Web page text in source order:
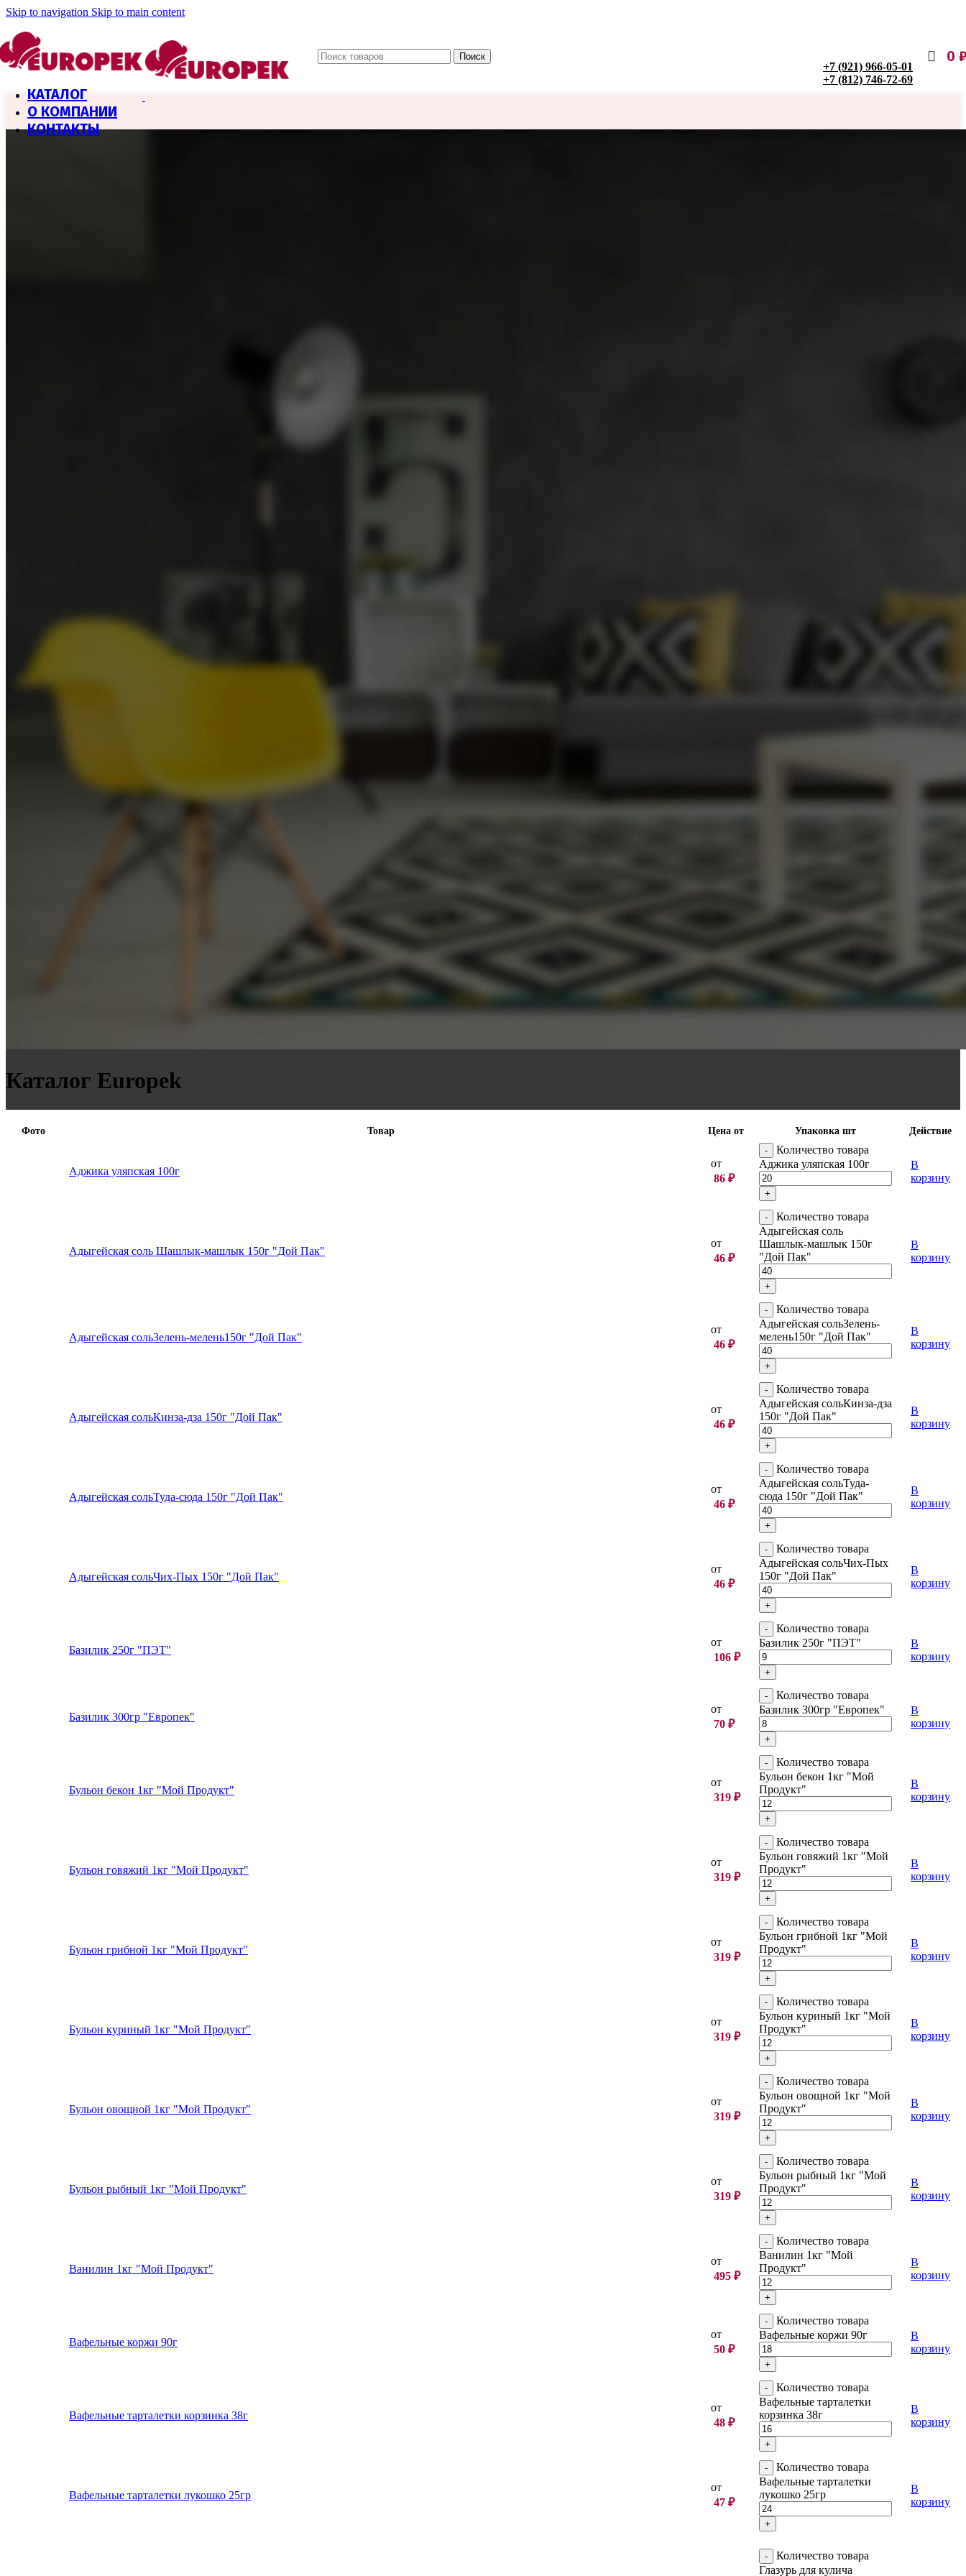
Skip to navigation Skip to main content
Поиск
+7 (921) 966-05-01
+7 (812) 746-72-69
0
КАТАЛОГ
О КОМПАНИИ
КОНТАКТЫ
Каталог Europek
Фото Товар Цена от Упаковка шт Действие
Аджика уляпская 100г
от
86 ₽
Количество товара
Аджика уляпская 100г
В
корзину
Адыгейская соль Шашлык-машлык 150г "Дой Пак"
от
46 ₽
Количество товара
Адыгейская соль
Шашлык-машлык 150г
"Дой Пак"
В
корзину
Адыгейская сольЗелень-мелень150г "Дой Пак"
от
46 ₽
Количество товара
Адыгейская сольЗелень-
мелень150г "Дой Пак"
В
корзину
Адыгейская сольКинза-дза 150г "Дой Пак"
от
46 ₽
Количество товара
Адыгейская сольКинза-дза
150г "Дой Пак"
В
корзину
Адыгейская сольТуда-сюда 150г "Дой Пак"
от
46 ₽
Количество товара
Адыгейская сольТуда-
сюда 150г "Дой Пак"
В
корзину
Адыгейская сольЧих-Пых 150г "Дой Пак"
от
46 ₽
Количество товара
Адыгейская сольЧих-Пых
150г "Дой Пак"
В
корзину
Базилик 250г "ПЭТ"
от
106 ₽
Количество товара
Базилик 250г "ПЭТ"
В
корзину
Базилик 300гр "Европек"
от
70 ₽
Количество товара
Базилик 300гр "Европек"
В
корзину
Бульон бекон 1кг "Мой Продукт"
от
319 ₽
Количество товара
Бульон бекон 1кг "Мой
Продукт"
В
корзину
Бульон говяжий 1кг "Мой Продукт"
от
319 ₽
Количество товара
Бульон говяжий 1кг "Мой
Продукт"
В
корзину
Бульон грибной 1кг "Мой Продукт"
от
319 ₽
Количество товара
Бульон грибной 1кг "Мой
Продукт"
В
корзину
Бульон куриный 1кг "Мой Продукт"
от
319 ₽
Количество товара
Бульон куриный 1кг "Мой
Продукт"
В
корзину
Бульон овощной 1кг "Мой Продукт"
от
319 ₽
Количество товара
Бульон овощной 1кг "Мой
Продукт"
В
корзину
Бульон рыбный 1кг "Мой Продукт"
от
319 ₽
Количество товара
Бульон рыбный 1кг "Мой
Продукт"
В
корзину
Ванилин 1кг "Мой Продукт"
от
495 ₽
Количество товара
Ванилин 1кг "Мой
Продукт"
В
корзину
Вафельные коржи 90г
от
50 ₽
Количество товара
Вафельные коржи 90г
В
корзину
Вафельные тарталетки корзинка 38г
от
48 ₽
Количество товара
Вафельные тарталетки
корзинка 38г
В
корзину
Вафельные тарталетки лукошко 25гр
от
47 ₽
Количество товара
Вафельные тарталетки
лукошко 25гр
В
корзину
Количество товара
Глазурь для кулича